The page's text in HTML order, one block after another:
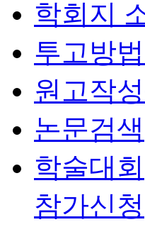
학회지
투고방
원고작
논문검색
학술대회
참가신청